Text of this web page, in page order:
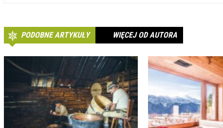
PODOBNE ARTYKUŁY WIĘCEJ OD AUTORA